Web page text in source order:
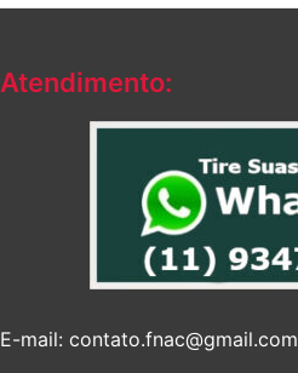
Atendimento:
E-mail: contato.fnac@gmail.com